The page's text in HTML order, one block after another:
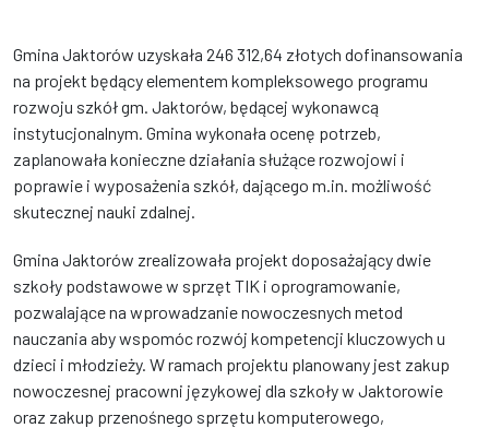
Gmina Jaktorów uzyskała 246 312,64 złotych dofinansowania
na projekt będący elementem kompleksowego programu
rozwoju szkół gm. Jaktorów, będącej wykonawcą
instytucjonalnym. Gmina wykonała ocenę potrzeb,
zaplanowała konieczne działania służące rozwojowi i
poprawie i wyposażenia szkół, dającego m.in. możliwość
skutecznej nauki zdalnej.
Gmina Jaktorów zrealizowała projekt doposażający dwie
szkoły podstawowe w sprzęt TIK i oprogramowanie,
pozwalające na wprowadzanie nowoczesnych metod
nauczania aby wspomóc rozwój kompetencji kluczowych u
dzieci i młodzieży. W ramach projektu planowany jest zakup
nowoczesnej pracowni językowej dla szkoły w Jaktorowie
oraz zakup przenośnego sprzętu komputerowego,